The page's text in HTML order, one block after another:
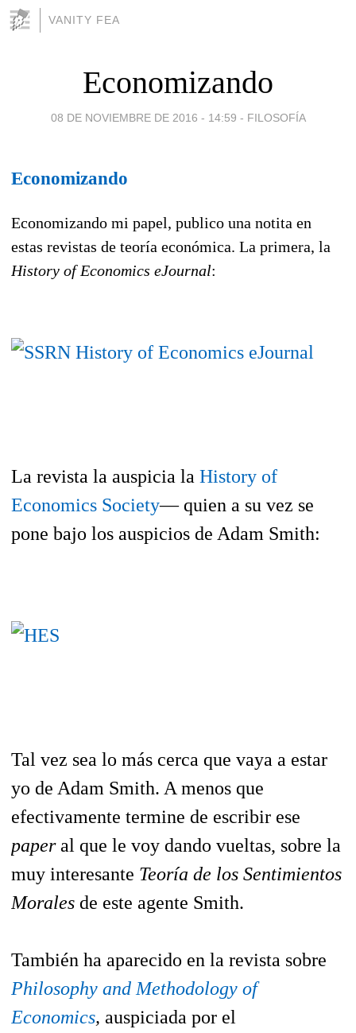
VANITY FEA
Economizando
08 DE NOVIEMBRE DE 2016 - 14:59 - FILOSOFÍA
Economizando
Economizando mi papel, publico una notita en
estas revistas de teoría económica. La primera, la
History of Economics eJournal:
La revista la auspicia la History of
Economics Society— quien a su vez se
pone bajo los auspicios de Adam Smith:
Tal vez sea lo más cerca que vaya a estar
yo de Adam Smith. A menos que
efectivamente termine de escribir ese
paperal que le voy dando vueltas, sobre la
muy interesante Teoría de los Sentimientos
Morales de este agente Smith.
También ha aparecido en la revista sobre
Philosophy and Methodology of
Economics, auspiciada por el